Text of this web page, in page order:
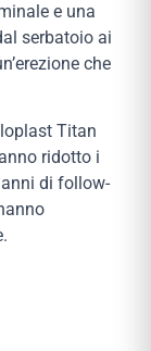
e una
serbatoio ai
che
Titan
ridotto i
di follow-